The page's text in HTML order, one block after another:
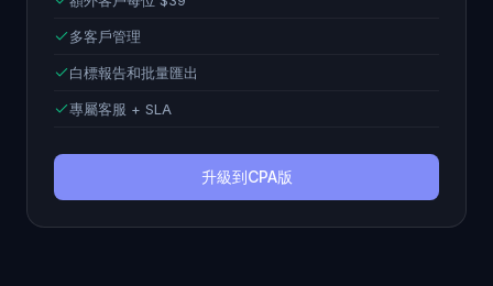
多客戶管理
白標報告和批量匯出
專屬客服 + SLA
升級到CPA版